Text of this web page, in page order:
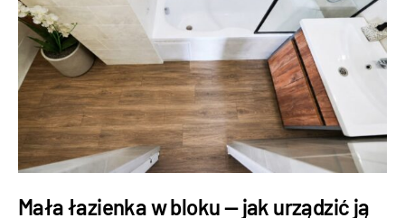
Mała łazienka w bloku — jak urządzić ją